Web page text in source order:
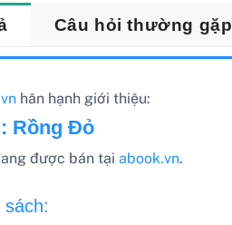
Câu hỏi thường gặp
hân hạnh giới thiệu:
Rồng Đỏ
được bán tại abook.vn.
sách: